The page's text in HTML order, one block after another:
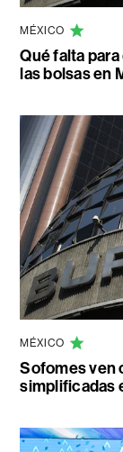
MÉXICO
Qué falta
las bolsas en
MÉXICO
Sofomes ven
simplificadas